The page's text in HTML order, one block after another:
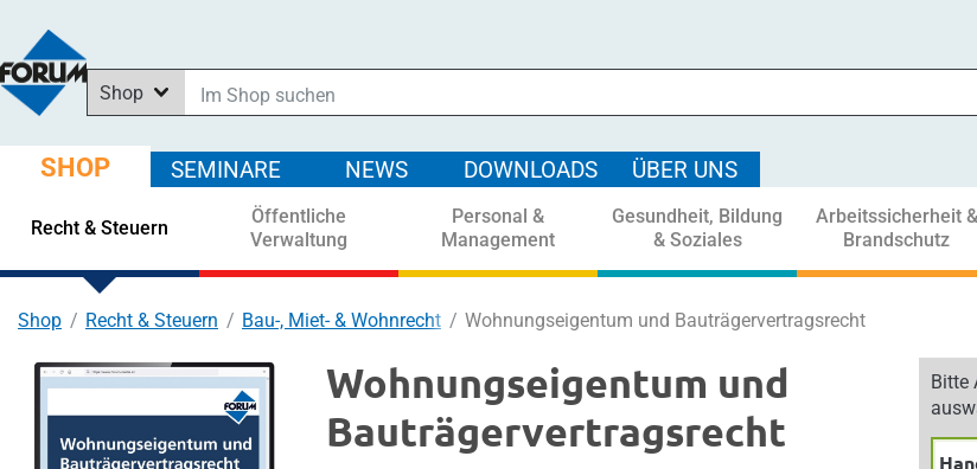
Shop
In News suchen
In Downloads suchen
In Seminaren suchen
SHOP SEMINARE NEWS DOWNLOADS ÜBER UNS
Recht & Steuern
Öffentliche
Verwaltung
Personal &
Management
Gesundheit, Bildung
& Soziales
Arbeitssicherheit &
Brandschutz
Shop Recht & Steuern Bau-, Miet- & Wohnrecht Wohnungseigentum und Bauträgervertragsrecht
Wohnungseigentum und
Bauträgervertragsrecht
Bitte